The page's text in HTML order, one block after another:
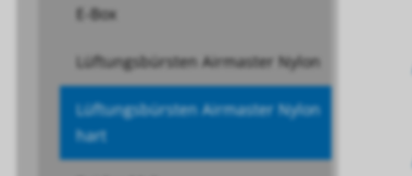
E-Box
Lüftungsbürsten Airmaster Nylon
Lüftungsbürsten Airmaster Nylon
hart